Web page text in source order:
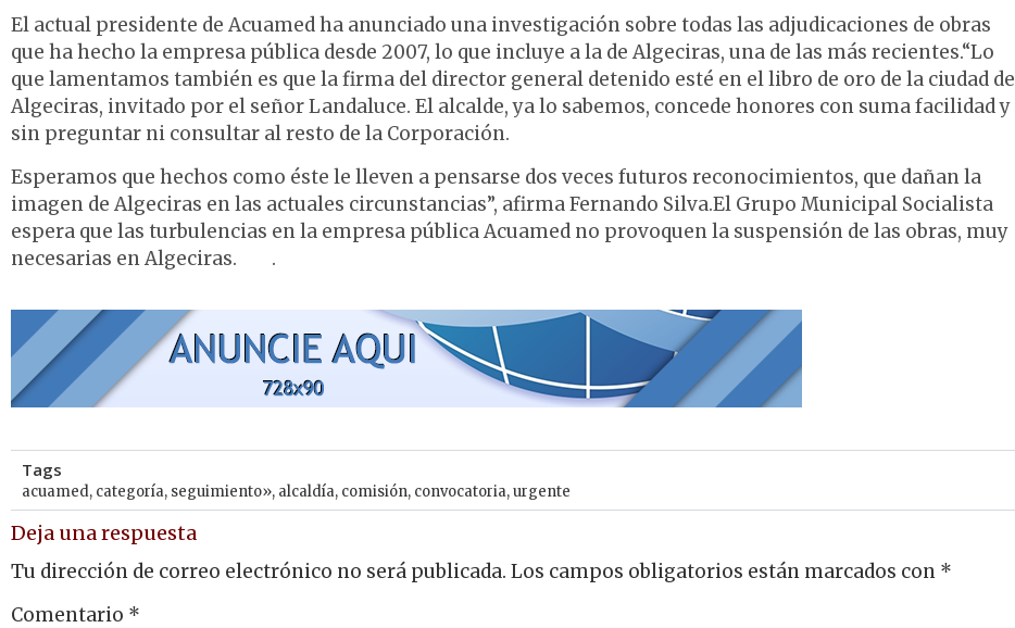
El actual presidente de Acuamed ha anunciado una investigación sobre todas las adjudicaciones de obras
que ha hecho la empresa pública desde 2007, lo que incluye a la de Algeciras, una de las más recientes.“Lo
que lamentamos también es que la firma del director general detenido esté en el libro de oro de la ciudad de
Algeciras, invitado por el señor Landaluce. El alcalde, ya lo sabemos, concede honores con suma facilidad y
sin preguntar ni consultar al resto de la Corporación.
Esperamos que hechos como éste le lleven a pensarse dos veces futuros reconocimientos, que dañan la
imagen de Algeciras en las actuales circunstancias”, afirma Fernando Silva.El Grupo Municipal Socialista
espera que las turbulencias en la empresa pública Acuamed no provoquen la suspensión de las obras, muy
necesarias en Algeciras. .
Tags
acuamed, categoría, seguimiento», alcaldía, comisión, convocatoria,urgente
Deja una respuesta
Tu dirección de correo electrónico no será publicada. Los campos obligatorios están marcados con *
Comentario *